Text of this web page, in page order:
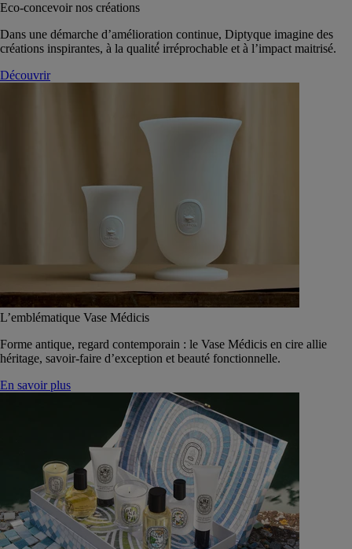
Eco-concevoir nos créations
Dans une démarche d’amélioration continue, Diptyque imagine des
créations inspirantes, à la qualité́ irréprochable et à l’impact maitrisé.
Découvrir
L’emblématique Vase Médicis
Forme antique, regard contemporain : le Vase Médicis en cire allie
héritage, savoir-faire d’exception et beauté fonctionnelle.
En savoir plus